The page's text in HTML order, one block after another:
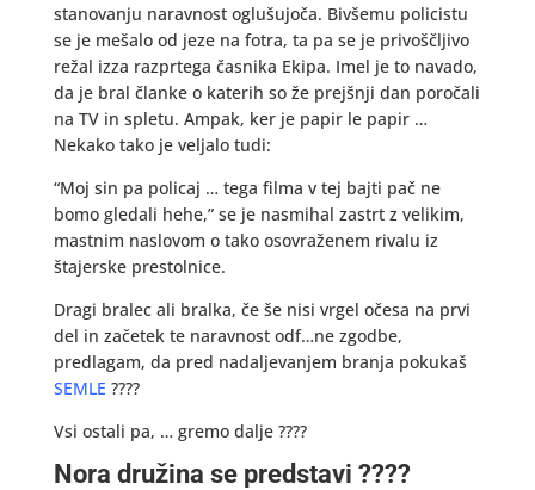
stanovanju naravnost oglušujoča. Bivšemu policistu
se je mešalo od jeze na fotra, ta pa se je privoščljivo
režal izza razprtega časnika Ekipa. Imel je to navado,
da je bral članke o katerih so že prejšnji dan poročali
na TV in spletu. Ampak, ker je papir le papir …
Nekako tako je veljalo tudi:
“Moj sin pa policaj … tega filma v tej bajti pač ne
bomo gledali hehe,” se je nasmihal zastrt z velikim,
mastnim naslovom o tako osovraženem rivalu iz
štajerske prestolnice.
Dragi bralec ali bralka, če še nisi vrgel očesa na prvi
del in začetek te naravnost odf…ne zgodbe,
predlagam, da pred nadaljevanjem branja pokukaš
SEMLE ????
Vsi ostali pa, … gremo dalje ????
Nora družina se predstavi ????